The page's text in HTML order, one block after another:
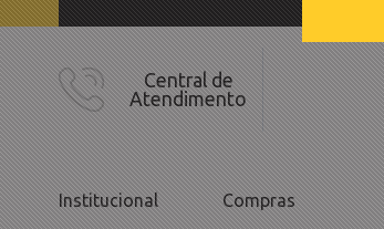
Central de
Atendimento
Institucional Compras